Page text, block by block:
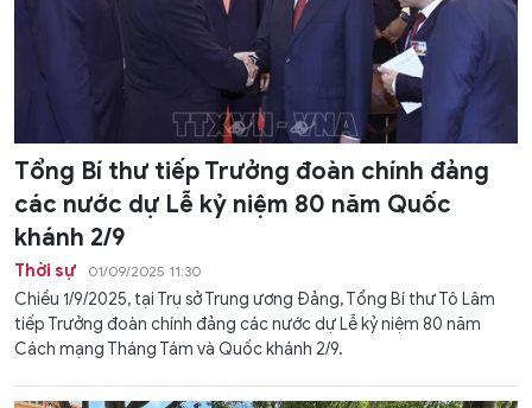
Tổng Bí thư tiếp Trưởng đoàn chính đảng
các nước dự Lễ kỷ niệm 80 năm Quốc
khánh 2/9
Thời sự 01/09/2025 11:30
​​​​​​​Chiều 1/9/2025, tại Trụ sở Trung ương Đảng, Tổng Bí thư Tô Lâm
tiếp Trưởng đoàn chính đảng các nước dự Lễ kỷ niệm 80 năm
Cách mạng Tháng Tám và Quốc khánh 2/9.